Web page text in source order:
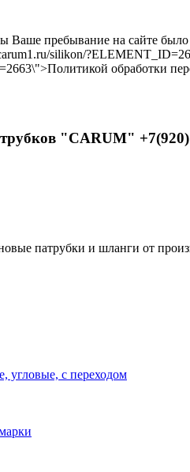
Ваше пребывание на сайте
silikon/
обработки
"CARUM" +7(920)
патрубки и шланги от
угловые, с переходом